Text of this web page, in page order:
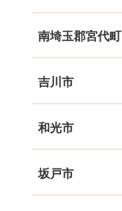
南埼玉郡宮代町
吉川市
和光市
坂戸市